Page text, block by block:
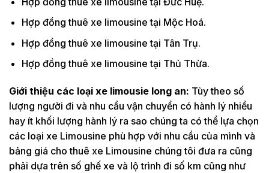
Hợp đồng thuê xe limousine tại Mộc Hoá.
Hợp đồng thuê xe limousine tại Tân Trụ.
Hợp đồng thuê xe limousine tại Thủ Thừa.
Giới thiệu các loại xe limousie long an: Tùy theo số
lượng người đi và nhu cầu vận chuyển có hành lý nhiều
hay ít khối lượng hành lý ra sao chúng ta có thể lựa chọn
các loại xe Limousine phù hợp với nhu cầu của mình và
bảng giá cho thuê xe Limousine chúng tôi đưa ra cũng
phải dựa trên số ghế xe và lộ trình đi số km cũng như